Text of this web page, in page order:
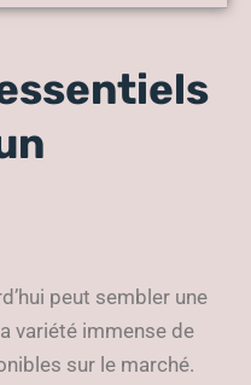
peut sembler une
variété immense de
sur le marché.